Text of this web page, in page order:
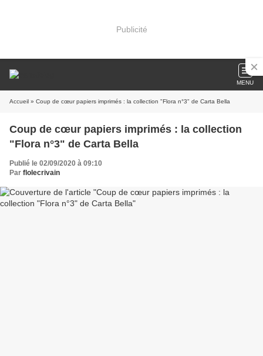
Publicité
MENU
Accueil » Coup de cœur papiers imprimés : la collection "Flora n°3" de Carta Bella
Coup de cœur papiers imprimés : la collection
"Flora n°3" de Carta Bella
Publié le 02/09/2020 à 09:10
Par flolecrivain